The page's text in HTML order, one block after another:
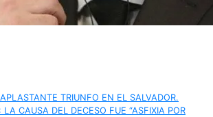
TRIUNFO EN EL SALVADOR.
LA CAUSA DEL DECESO FUE “ASFIXIA POR